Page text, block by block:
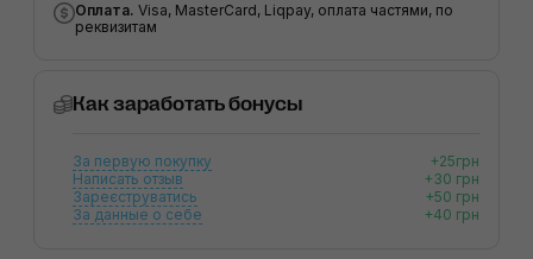
Оплата. Visa, MasterCard, Liqpay, оплата частями, по
реквизитам
Как заработать бонусы
За первую покупку
+25грн
Написать отзыв
+30 грн
Зареєструватись
+50 грн
За данные о себе
+40 грн